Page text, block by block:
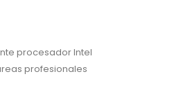
procesador Intel
profesionales